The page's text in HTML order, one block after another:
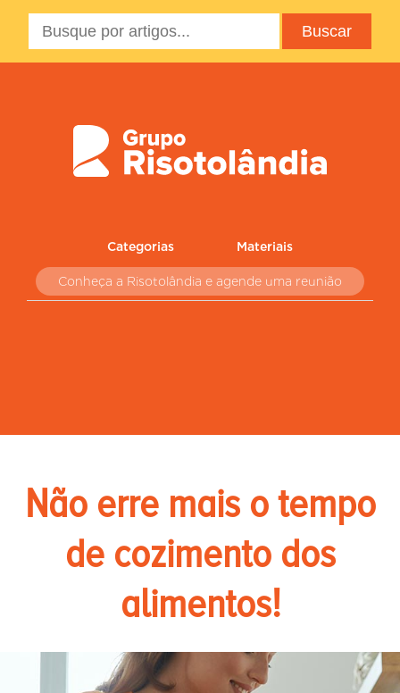
Categorias Materiais
Conheça a Risotolândia e agende uma reunião
Não erre mais o tempo
de cozimento dos
alimentos!